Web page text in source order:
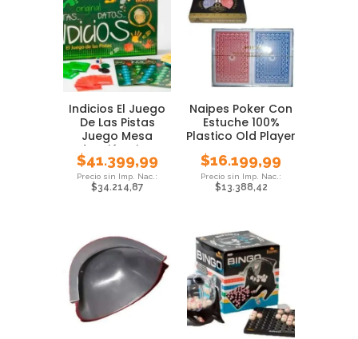
Indicios El Juego
De Las Pistas
Juego Mesa
Deducción Bisonte
$41.399,99
$34.214,87
Naipes Poker Con
Estuche 100%
Plastico Old Player
$16.199,99
$13.388,42